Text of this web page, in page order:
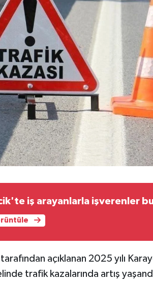
iş arayanlarla işverenler
açıklanan 2025 yılı
trafik kazalarında artış